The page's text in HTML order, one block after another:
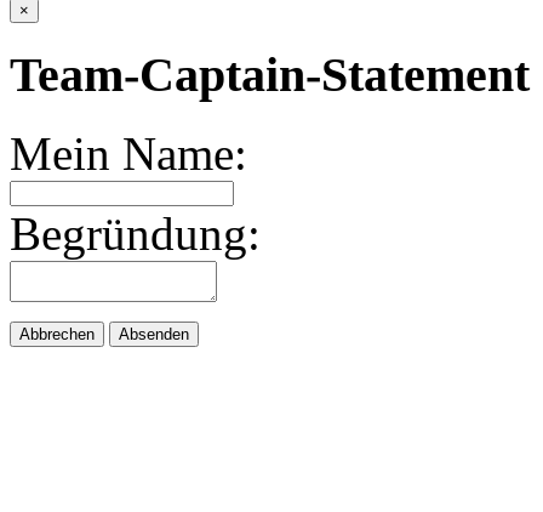
×
Team-Captain-
Mein Name:
Begründung:
Abbrechen Absenden